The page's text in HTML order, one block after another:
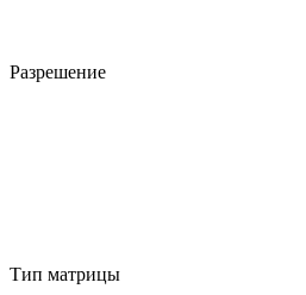
Разрешение
Тип матрицы